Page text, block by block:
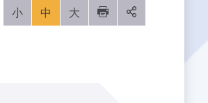
小 中 大 列印